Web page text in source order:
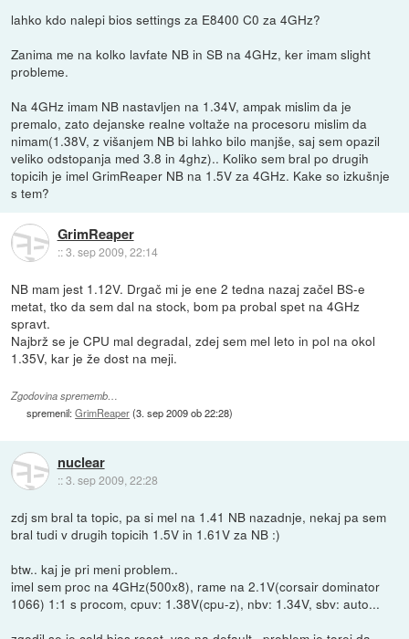
lahko kdo nalepi bios settings za E8400 C0 za 4GHz?
Zanima me na kolko lavfate NB in SB na 4GHz, ker imam slight
probleme.
Na 4GHz imam NB nastavljen na 1.34V, ampak mislim da je
premalo, zato dejanske realne voltaže na procesoru mislim da
nimam(1.38V, z višanjem NB bi lahko bilo manjše, saj sem opazil
veliko odstopanja med 3.8 in 4ghz).. Koliko sem bral po drugih
topicih je imel GrimReaper NB na 1.5V za 4GHz. Kake so izkušnje
s tem?
GrimReaper
::3. sep 2009, 22:14
NB mam jest 1.12V. Drgač mi je ene 2 tedna nazaj začel BS-e
metat, tko da sem dal na stock, bom pa probal spet na 4GHz
spravt.
Najbrž se je CPU mal degradal, zdej sem mel leto in pol na okol
1.35V, kar je že dost na meji.
Zgodovina sprememb…
spremenil:GrimReaper(3. sep 2009 ob 22:28)
nuclear
::3. sep 2009, 22:28
zdj sm bral ta topic, pa si mel na 1.41 NB nazadnje, nekaj pa sem
bral tudi v drugih topicih 1.5V in 1.61V za NB :)
btw.. kaj je pri meni problem..
imel sem proc na 4GHz(500x8), rame na 2.1V(corsair dominator
1066) 1:1 s procom, cpuv: 1.38V(cpu-z), nbv: 1.34V, sbv: auto...